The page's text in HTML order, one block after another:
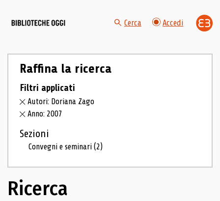
Cerca Accedi
Raffina la ricerca
Filtri applicati
Autori: Doriana Zago
Anno: 2007
Sezioni
Convegni e seminari(2)
Ricerca